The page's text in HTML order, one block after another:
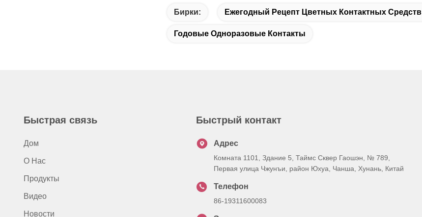
Бирки: Ежегодный Рецепт Цветных Контактных Средств
Годовые Одноразовые Контакты
Быстрая связь
Дом
О Нас
Продукты
Видео
Новости
Быстрый контакт
Адрес
Комната 1101, Здание 5, Таймс Сквер Гаошэн, № 789,
Первая улица Чжунъи, район Юхуа, Чанша, Хунань, Китай
Телефон
86-19311600083